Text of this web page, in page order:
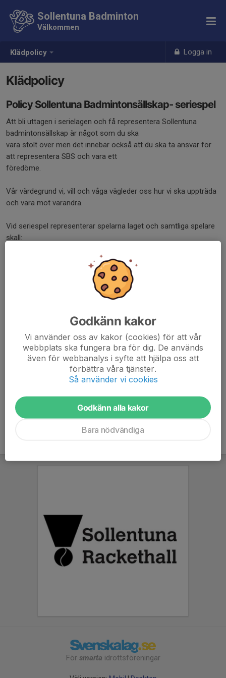
Klädpolicy Logga in
Sollentuna Badminton
Välkommen
Klädpolicy
Policy Sollentuna Badmintonsällskap- seriespel
Att bli uttagen i serielagen och få representera Sollentuna
badmintonsällskap är något som du ska
vara stolt över men det innebär också att du ska ta ansvar för
att representera SBS och vara ett
föredöme.
Vår värdegrund vi, vill och våga vägleder oss hur vi ska uppträda
och vara mot varandra.
Vid seriespel representerar spelarna laget och samtliga spelare
skall:
spelare skall därför använda
● Vi är ett föredöme på och utanför planen
● Vi stöttar våra lagkamrater och gör alltid vårt bästa
eller värma upp inför
kommande matcher
Detta gäller från och med säsong 23/24
2023-06-19
För smarta idrottsföreningar
Godkänn kakor
Vi använder oss av kakor (cookies) för att vår
webbplats ska fungera bra för dig. De används
även för webbanalys i syfte att hjälpa oss att
förbättra våra tjänster.
Så använder vi cookies
Godkänn alla kakor
Bara nödvändiga